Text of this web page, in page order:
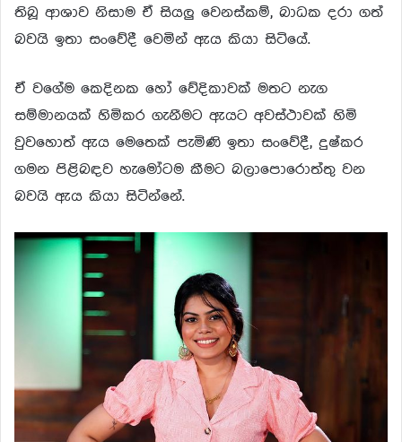
තිබූ ආශාව නිසාම ඒ සියලු වෙනස්කම්, බාධක දරා ගත්
බවයි ඉතා සංවේදී වෙමින් ඇය කියා සිටියේ.
ඒ වගේම කෙදිනක හෝ වේදිකාවක් මතට නැග
සම්මානයක් හිමිකර ගැනීමට ඇයට අවස්ථාවක් හිමි
වුවහොත් ඇය මෙතෙක් පැමිණි ඉතා සංවේදී, දුෂ්කර
ගමන පිළිබඳව හැමෝටම කීමට බලාපොරොත්තු වන
බවයි ඇය කියා සිටින්නේ.